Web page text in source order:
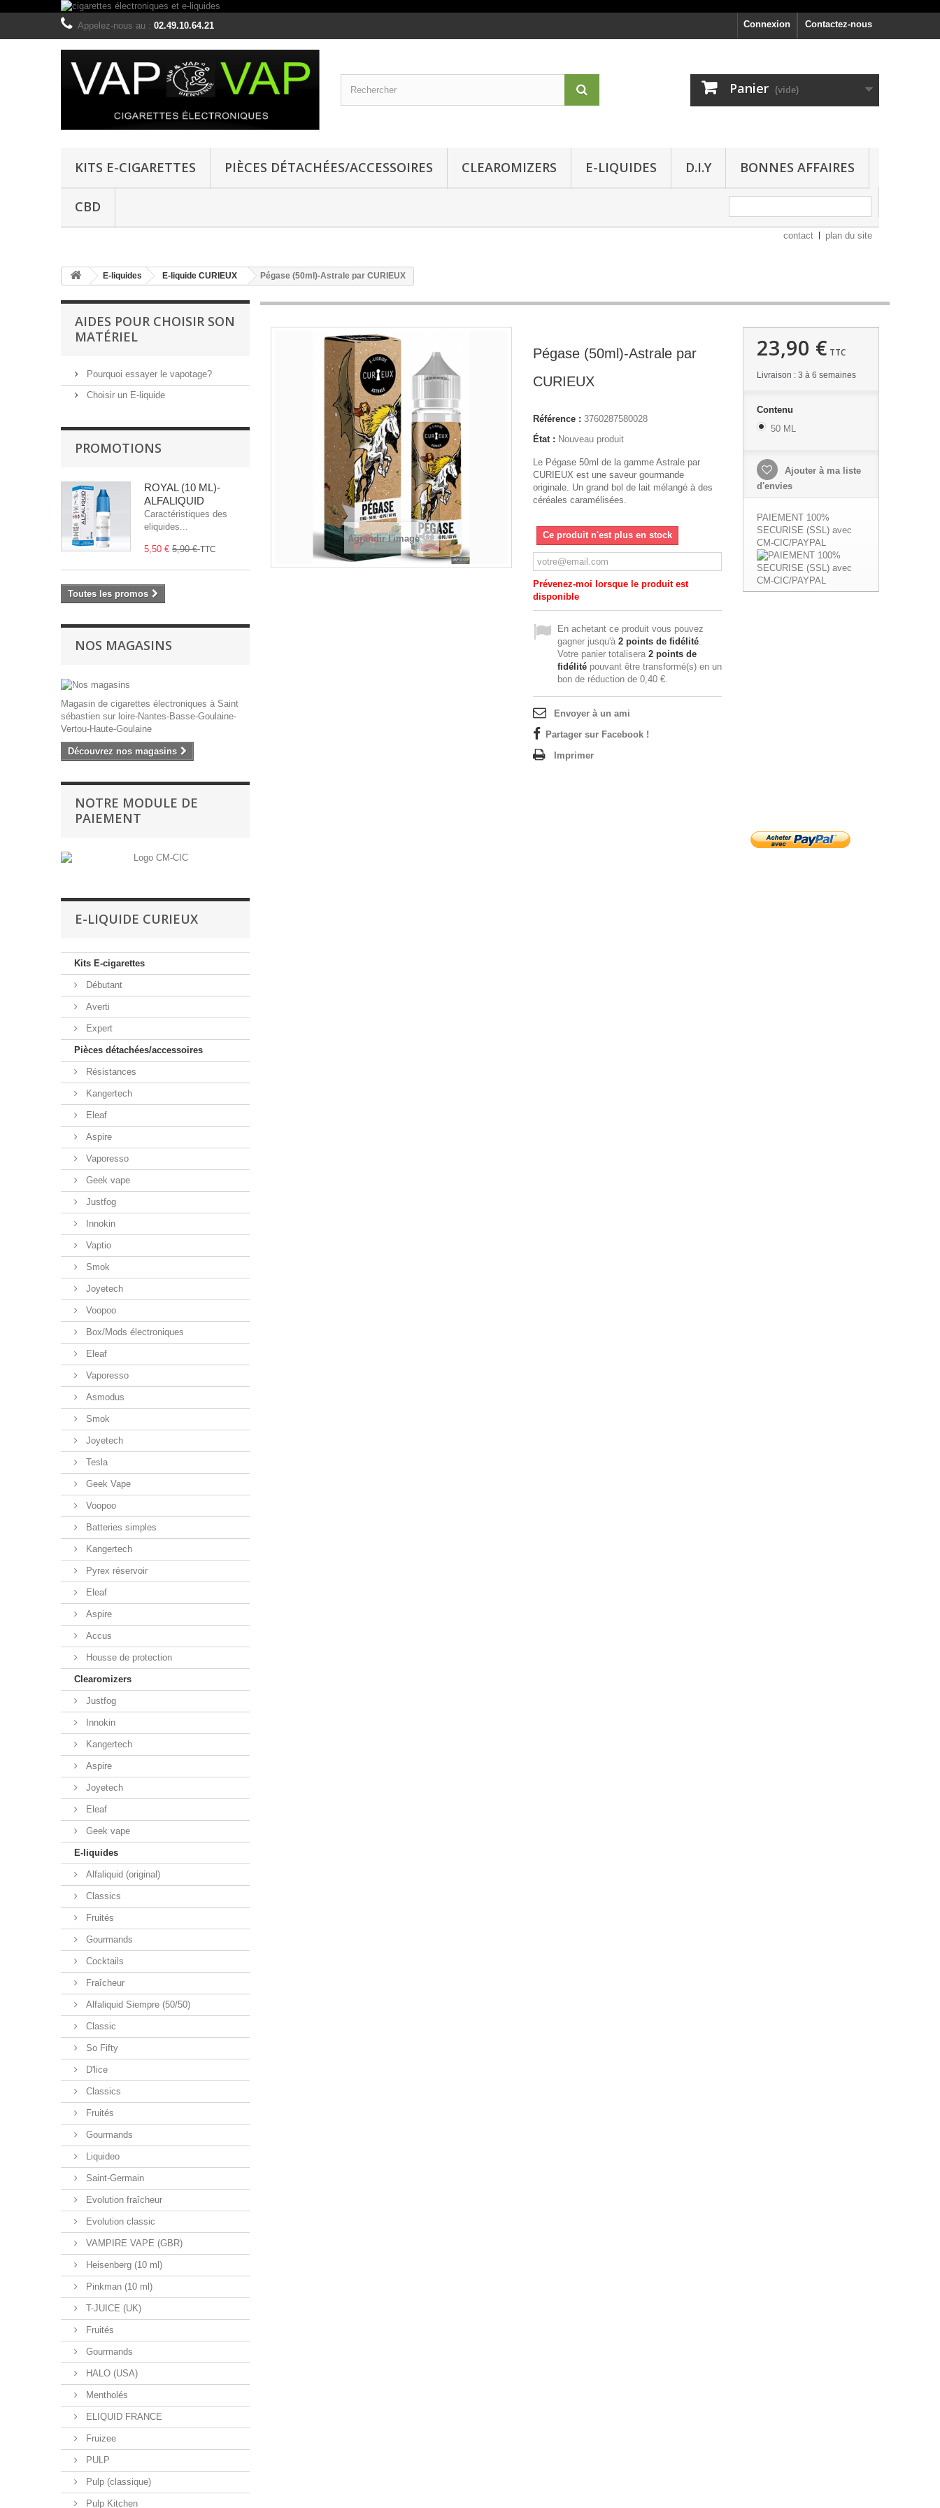
Contactez-nous
Appelez-nous au : 02.49.10.64.21 Connexion
Panier (vide)
KITS E-CIGARETTES PIÈCES DÉTACHÉES/ACCESSOIRES CLEAROMIZERS E-LIQUIDES D.I.Y BONNES AFFAIRES
CBD
contact plan du site
E-liquides E-liquide CURIEUX Pégase (50ml)-Astrale par CURIEUX
AIDES POUR CHOISIR SON
MATÉRIEL
Pourquoi essayer le vapotage?
Choisir un E-liquide
PROMOTIONS
ROYAL (10 ML)-
ALFALIQUID
Caractéristiques des
eliquides...
5,50 € 5,90 €TTC
Toutes les promos
NOS MAGASINS
Magasin de cigarettes électroniques à Saint
sébastien sur loire-Nantes-Basse-Goulaine-
Vertou-Haute-Goulaine
Découvrez nos magasins
NOTRE MODULE DE
PAIEMENT
E-LIQUIDE CURIEUX
Kits E-cigarettes
Débutant
Averti
Expert
Pièces détachées/accessoires
Résistances
Kangertech
Eleaf
Aspire
Vaporesso
Geek vape
Justfog
Innokin
Vaptio
Smok
Joyetech
Voopoo
Box/Mods électroniques
Eleaf
Vaporesso
Asmodus
Smok
Joyetech
Tesla
Geek Vape
Voopoo
Batteries simples
Kangertech
Pyrex réservoir
Eleaf
Aspire
Accus
Housse de protection
Clearomizers
Justfog
Innokin
Kangertech
Aspire
Joyetech
Eleaf
Geek vape
E-liquides
Alfaliquid (original)
Classics
Fruités
Gourmands
Cocktails
Fraîcheur
Alfaliquid Siempre (50/50)
Classic
So Fifty
D'lice
Classics
Fruités
Gourmands
Liquideo
Saint-Germain
Evolution fraîcheur
Evolution classic
VAMPIRE VAPE (GBR)
Heisenberg (10 ml)
Pinkman (10 ml)
T-JUICE (UK)
Fruités
Gourmands
HALO (USA)
Mentholés
ELIQUID FRANCE
Fruizee
PULP
Pulp (classique)
Pulp Kitchen
Agrandir l'image
Pégase (50ml)-Astrale par
CURIEUX
Référence : 3760287580028
État : Nouveau produit
Le Pégase 50ml de la gamme Astrale par
CURIEUX est une saveur gourmande
originale. Un grand bol de lait mélangé à des
céréales caramélisées.
Ce produit n'est plus en stock
Prévenez-moi lorsque le produit est
disponible
En achetant ce produit vous pouvez
gagner jusqu'à 2 points de fidélité.
Votre panier totalisera 2 points de
fidélité pouvant être transformé(s) en un
bon de réduction de 0,40 €.
Envoyer à un ami
Partager sur Facebook !
Imprimer
23,90 € TTC
Livraison : 3 à 6 semaines
Contenu
50 ML
Ajouter à ma liste
d'envies
PAIEMENT 100%
SECURISE (SSL) avec
CM-CIC/PAYPAL